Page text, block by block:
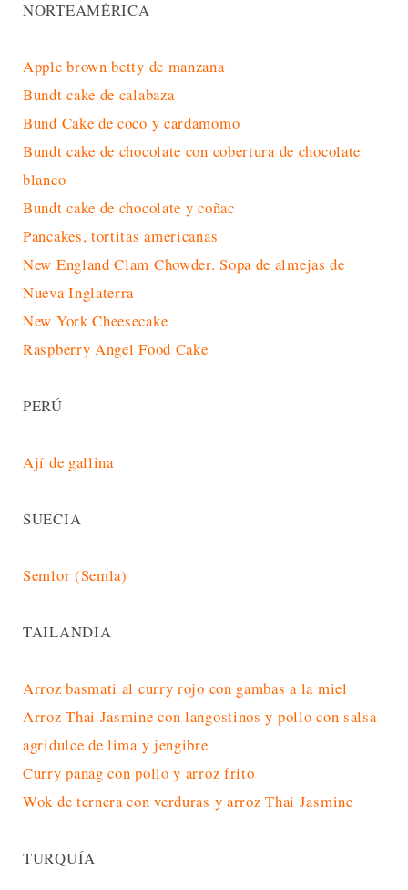
NORTEAMÉRICA
Apple brown betty de manzana
Bundt cake de calabaza
Bund Cake de coco y cardamomo
Bundt cake de chocolate con cobertura de chocolate
blanco
Bundt cake de chocolate y coñac
Pancakes, tortitas americanas
New England Clam Chowder. Sopa de almejas de
Nueva Inglaterra
New York Cheesecake
Raspberry Angel Food Cake
PERÚ
Ají de gallina
SUECIA
Semlor (Semla)
TAILANDIA
Arroz basmati al curry rojo con gambas a la miel
Arroz Thai Jasmine con langostinos y pollo con salsa
agridulce de lima y jengibre
Curry panag con pollo y arroz frito
Wok de ternera con verduras y arroz Thai Jasmine
TURQUÍA